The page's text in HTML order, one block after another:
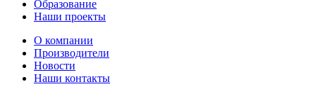
Образование
Наши проекты
О компании
Производители
Новости
Наши контакты